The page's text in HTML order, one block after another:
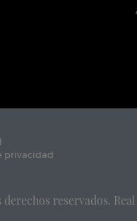
privacidad
derechos reservados.